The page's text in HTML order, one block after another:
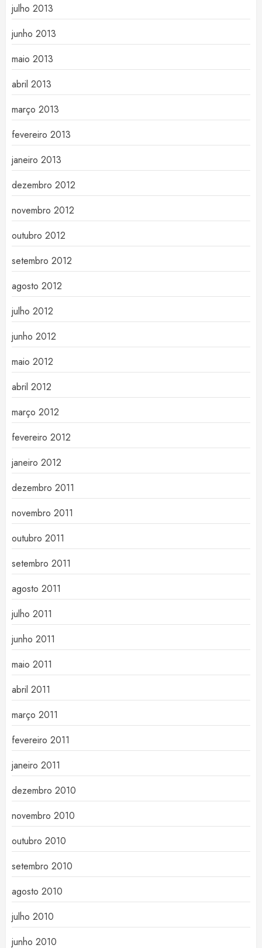
julho 2013
junho 2013
maio 2013
abril 2013
março 2013
fevereiro 2013
janeiro 2013
dezembro 2012
novembro 2012
outubro 2012
setembro 2012
agosto 2012
julho 2012
junho 2012
maio 2012
abril 2012
março 2012
fevereiro 2012
janeiro 2012
dezembro 2011
novembro 2011
outubro 2011
setembro 2011
agosto 2011
julho 2011
junho 2011
maio 2011
abril 2011
março 2011
fevereiro 2011
janeiro 2011
dezembro 2010
novembro 2010
outubro 2010
setembro 2010
agosto 2010
julho 2010
junho 2010